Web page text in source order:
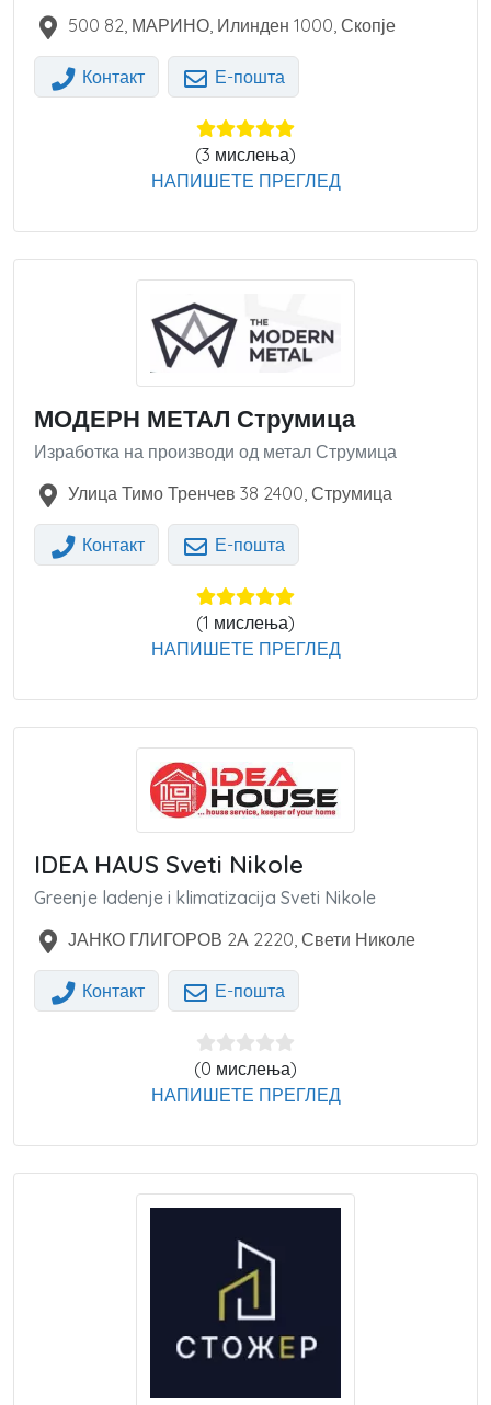
500 82, МАРИНО, Илинден 1000, Скопје
Контакт Е-пошта
(3 мислења)
НАПИШЕТЕ ПРЕГЛЕД
МОДЕРН МЕТАЛ Струмица
Изработка на производи од метал Струмица
Улица Тимо Тренчев 38 2400, Струмица
Контакт Е-пошта
(1 мислења)
НАПИШЕТЕ ПРЕГЛЕД
IDEA HAUS Sveti Nikole
Greenje ladenje i klimatizacija Sveti Nikole
ЈАНКО ГЛИГОРОВ 2А 2220, Свети Николе
Контакт Е-пошта
(0 мислења)
НАПИШЕТЕ ПРЕГЛЕД